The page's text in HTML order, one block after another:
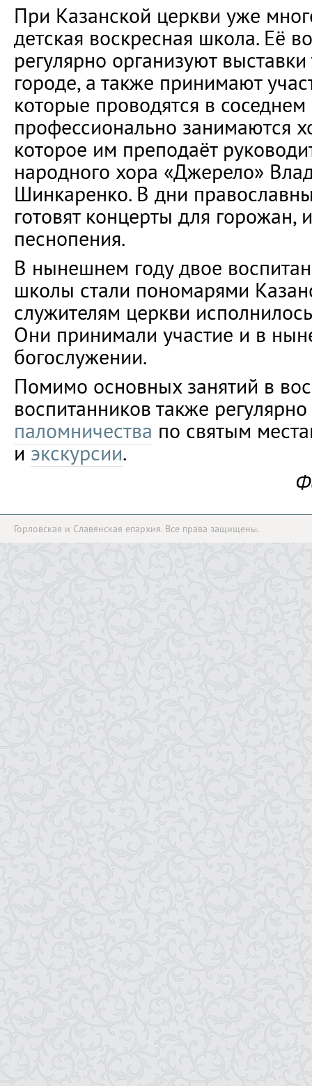
При Казанской церкви уже
детская воскресная школа. Её
регулярно организуют
городе, а также принимают
которые проводятся в
профессионально занимаются
которое им преподаёт
народного хора «Джерело»
Шинкаренко. В дни
готовят концерты для горожан,
песнопения.
В нынешнем году двое
школы стали пономарями
служителям церкви
Они принимали участие и в
богослужении.
Помимо основных занятий в
воспитанников также
паломничества по святым
иэкскурсии.
Горловская и Славянская епархия. Все права защищены.